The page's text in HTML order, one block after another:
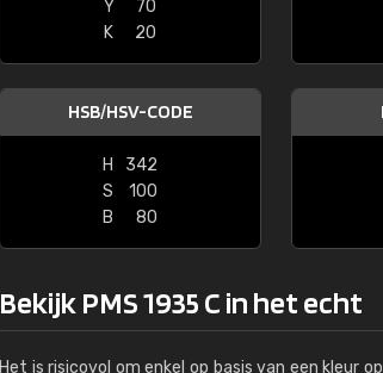
Y
70
K
20
HSB/HSV-CODE
H
342
S
100
B
80
Bekijk PMS 1935 C in het echt
Het is risicovol om enkel op basis van een kleur